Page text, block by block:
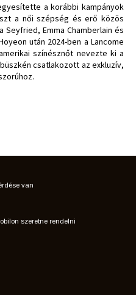
a korábbi kampányok
a női szépség és erő közös
Seyfried, Emma Chamberlain és
után 2024-ben a Lancome
színésznőt nevezte ki a
csatlakozott az exkluzív,
van
szeretne rendelni